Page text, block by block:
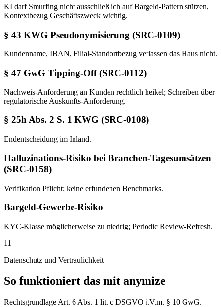
KI darf Smurfing nicht ausschließlich auf Bargeld-Pattern stützen,
Kontextbezug Geschäftszweck wichtig.
§ 43 KWG Pseudonymisierung (SRC-0109)
Kundenname, IBAN, Filial-Standortbezug verlassen das Haus nicht.
§ 47 GwG Tipping-Off (SRC-0112)
Nachweis-Anforderung an Kunden rechtlich heikel; Schreiben über
regulatorische Auskunfts-Anforderung.
§ 25h Abs. 2 S. 1 KWG (SRC-0108)
Endentscheidung im Inland.
Halluzinations-Risiko bei Branchen-Tagesumsätzen
(SRC-0158)
Verifikation Pflicht; keine erfundenen Benchmarks.
Bargeld-Gewerbe-Risiko
KYC-Klasse möglicherweise zu niedrig; Periodic Review-Refresh.
11
Datenschutz und Vertraulichkeit
So funktioniert das mit anymize
Rechtsgrundlage Art. 6 Abs. 1 lit. c DSGVO i.V.m. § 10 GwG.